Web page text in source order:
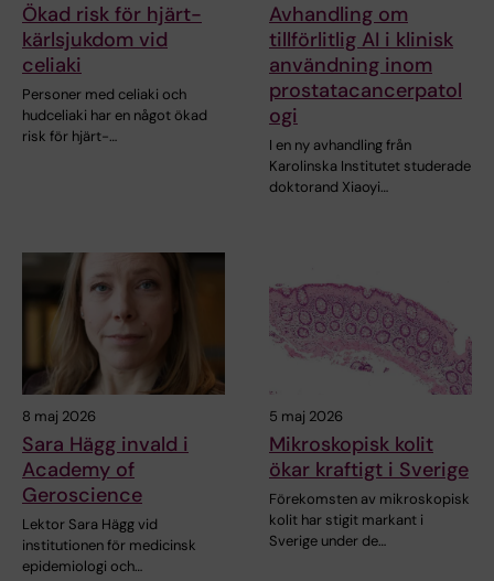
Ökad risk för hjärt-
kärlsjukdom vid
celiaki
Personer med celiaki och
hudceliaki har en något ökad
risk för hjärt-…
Avhandling om
tillförlitlig AI i klinisk
användning inom
prostatacancerpatol
ogi
I en ny avhandling från
Karolinska Institutet studerade
doktorand Xiaoyi…
8 maj 2026
Sara Hägg invald i
Academy of
Geroscience
Lektor Sara Hägg vid
institutionen för medicinsk
epidemiologi och…
5 maj 2026
Mikroskopisk kolit
ökar kraftigt i Sverige
Förekomsten av mikroskopisk
kolit har stigit markant i
Sverige under de…